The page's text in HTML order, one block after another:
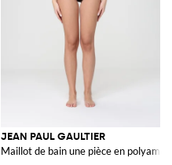
JEAN PAUL GAULTIER
Maillot de bain une pièce en